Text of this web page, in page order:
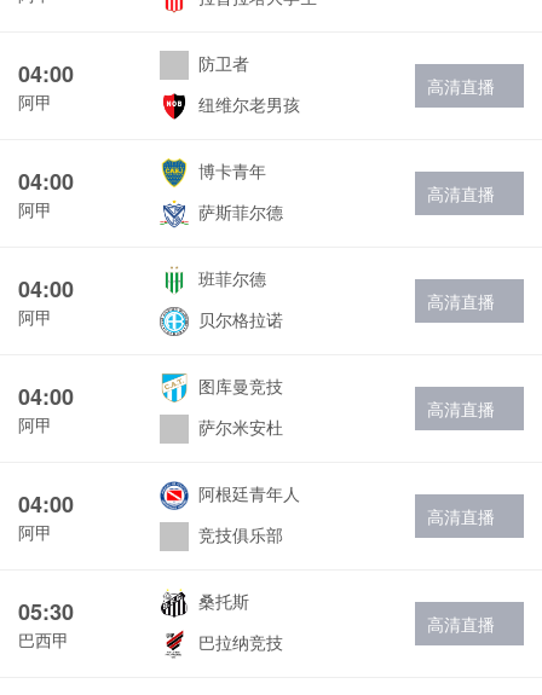
04:00
阿甲
防卫者
纽维尔老男孩
高清直播
04:00
阿甲
博卡青年
萨斯菲尔德
高清直播
04:00
阿甲
班菲尔德
贝尔格拉诺
高清直播
04:00
阿甲
图库曼竞技
萨尔米安杜
高清直播
04:00
阿甲
阿根廷青年人
竞技俱乐部
高清直播
05:30
巴西甲
桑托斯
巴拉纳竞技
高清直播